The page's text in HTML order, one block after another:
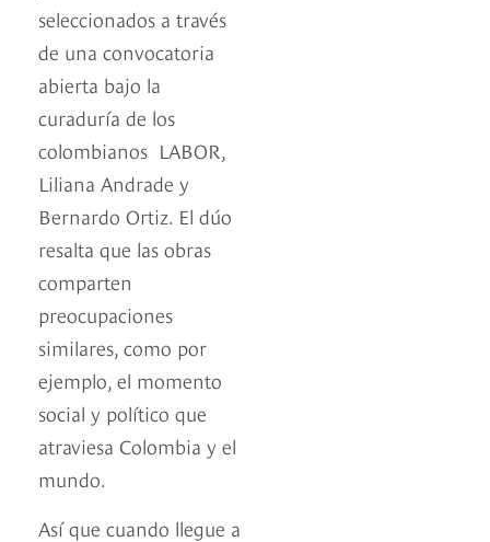
seleccionados a través
de una convocatoria
abierta bajo la
curaduría de los
colombianos LABOR,
Liliana Andrade y
Bernardo Ortiz. El dúo
resalta que las obras
comparten
preocupaciones
similares, como por
ejemplo, el momento
social y político que
atraviesa Colombia y el
mundo.
Así que cuando llegue a